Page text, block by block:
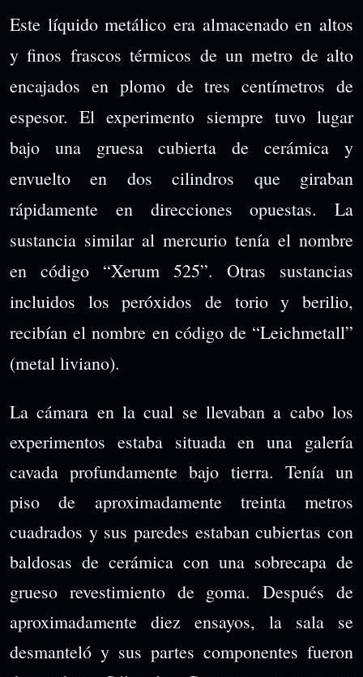
Este líquido metálico era almacenado en altos
y finos frascos térmicos de un metro de alto
encajados en plomo de tres centímetros de
espesor. El experimento siempre tuvo lugar
bajo una gruesa cubierta de cerámica y
envuelto en dos cilindros que giraban
rápidamente en direcciones opuestas. La
sustancia similar al mercurio tenía el nombre
en código “Xerum 525”. Otras sustancias
incluidos los peróxidos de torio y berilio,
recibían el nombre en código de “Leichmetall”
(metal liviano).
La cámara en la cual se llevaban a cabo los
experimentos estaba situada en una galería
cavada profundamente bajo tierra. Tenía un
piso de aproximadamente treinta metros
cuadrados y sus paredes estaban cubiertas con
baldosas de cerámica con una sobrecapa de
grueso revestimiento de goma. Después de
aproximadamente diez ensayos, la sala se
desmanteló y sus partes componentes fueron